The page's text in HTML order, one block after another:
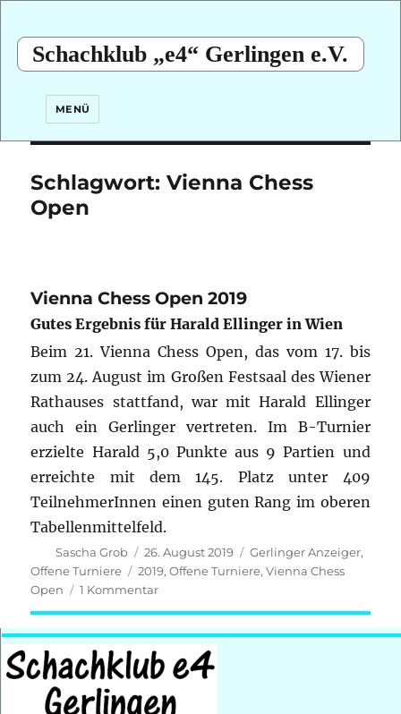
Schachklub „e4“ Gerlingen e.V.
MENÜ
Schlagwort:Vienna Chess
Open
Vienna Chess Open 2019
Gutes Ergebnis für Harald Ellinger in Wien
Beim 21. Vienna Chess Open, das vom 17. bis
zum 24. August im Großen Festsaal des Wiener
Rathauses stattfand, war mit Harald Ellinger
auch ein Gerlinger vertreten. Im B-Turnier
erzielte Harald 5,0 Punkte aus 9 Partien und
erreichte mit dem 145. Platz unter 409
TeilnehmerInnen einen guten Rang im oberen
Tabellenmittelfeld.
Autor
Sascha Grob
Veröffentlicht
am
26. August 2019 Kategorien
Gerlinger Anzeiger,
Offene Turniere
Schlagwörter
2019,Offene Turniere,Vienna Chess
Open
1 Kommentarzu
Vienna
Chess
Open
2019